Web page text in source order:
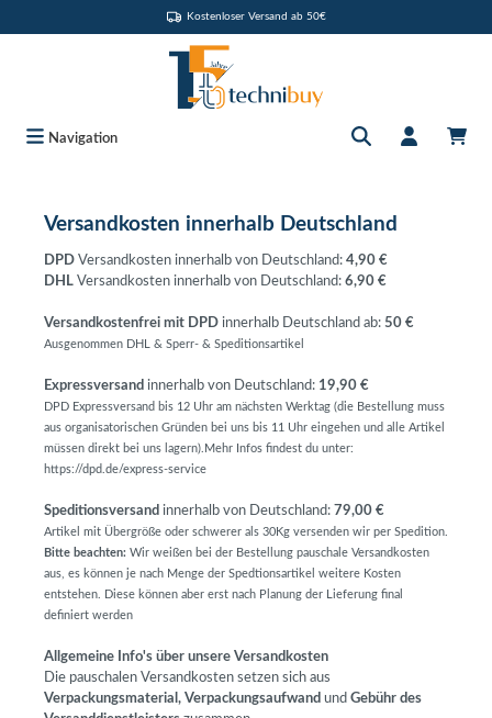
Kostenloser Versand ab 50€
Navigation
Versandkosten innerhalb Deutschland
DPD Versandkosten innerhalb von Deutschland: 4,90 €
DHL Versandkosten innerhalb von Deutschland: 6,90 €
Versandkostenfrei mit DPD innerhalb Deutschland ab: 50 €
Ausgenommen DHL & Sperr- & Speditionsartikel
Expressversand innerhalb von Deutschland: 19,90 €
DPD Expressversand bis 12 Uhr am nächsten Werktag (die Bestellung muss
aus organisatorischen Gründen bei uns bis 11 Uhr eingehen und alle Artikel
müssen direkt bei uns lagern).Mehr Infos findest du unter:
https://dpd.de/express-service
Speditionsversand innerhalb von Deutschland: 79,00 €
Artikel mit Übergröße oder schwerer als 30Kg versenden wir per Spedition.
Bitte beachten: Wir weißen bei der Bestellung pauschale Versandkosten
aus, es können je nach Menge der Spedtionsartikel weitere Kosten
entstehen. Diese können aber erst nach Planung der Lieferung final
definiert werden
Allgemeine Info's über unsere Versandkosten
Die pauschalen Versandkosten setzen sich aus
Verpackungsmaterial, Verpackungsaufwand und Gebühr des